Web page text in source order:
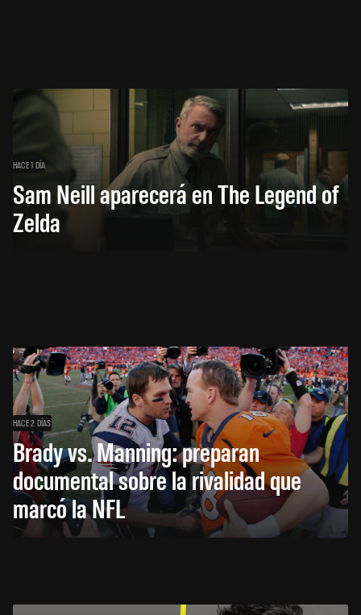
HACE 1 DÍA
Sam Neill aparecerá en The Legend of
Zelda
HACE 2 DÍAS
Brady vs. Manning: preparan
documental sobre la rivalidad que
marcó la NFL